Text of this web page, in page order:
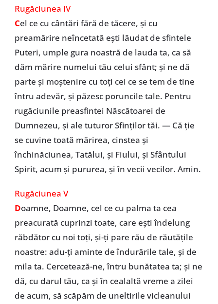
Rugăciunea IV
Cel ce cu cântări fără de tăcere, şi cu
preamărire neîncetată eşti lăudat de sfintele
Puteri, umple gura noastră de lauda ta, ca să
dăm mărire numelui tău celui sfânt; şi ne dă
parte şi moştenire cu toţi cei ce se tem de tine
întru adevăr, şi păzesc poruncile tale. Pentru
rugăciunile preasfintei Născătoarei de
Dumnezeu, şi ale tuturor Sfinţilor tăi. — Că ţie
se cuvine toată mărirea, cinstea şi
închinăciunea, Tatălui, şi Fiului, şi Sfântului
Spirit, acum şi pururea, şi în vecii vecilor. Amin.
Rugăciunea V
Doamne, Doamne, cel ce cu palma ta cea
preacurată cuprinzi toate, care eşti îndelung
răbdător cu noi toţi, şi-ţi pare rău de răutăţile
noastre: adu-ţi aminte de îndurările tale, şi de
mila ta. Cercetează-ne, întru bunătatea ta; şi ne
dă, cu darul tău, ca şi în cealaltă vreme a zilei
de acum, să scăpăm de uneltirile vicleanului